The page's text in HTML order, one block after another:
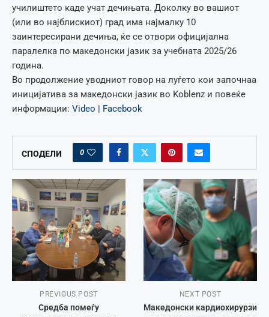
училиштето каде учат дечињата. Доколку во вашиот
(или во најблискиот) град има најмалку 10
заинтересирани дечиња, ќе се отвори официјална
паралелка по македонски јазик за учебната 2025/26
година.
Во продолжение уводниот говор на луѓето кои започнаа
иницијатива за македонски јазик во Koblenz и повеќе
информации: Video | Facebook
СПОДЕЛИ 0
PREVIOUS POST
Средба помеѓу
NEXT POST
Македонски кардиохирурзи